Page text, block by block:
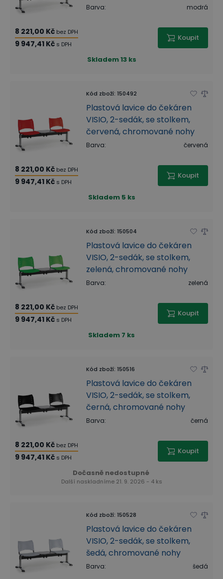
Barva: modrá
8 221,00 Kč bez DPH
9 947,41 Kč s DPH
Koupit
Skladem13 ks
Kód zboží: 150492
Plastová lavice do čekáren
VISIO, 2-sedák, se stolkem,
červená, chromované nohy
Barva: červená
8 221,00 Kč bez DPH
9 947,41 Kč s DPH
Koupit
Skladem 5 ks
Kód zboží: 150504
Plastová lavice do čekáren
VISIO, 2-sedák, se stolkem,
zelená, chromované nohy
Barva: zelená
8 221,00 Kč bez DPH
9 947,41 Kč s DPH
Koupit
Skladem 7 ks
Kód zboží: 150516
Plastová lavice do čekáren
VISIO, 2-sedák, se stolkem,
černá, chromované nohy
Barva: černá
8 221,00 Kč bez DPH
9 947,41 Kč s DPH
Koupit
Dočasně nedostupné
Další naskladníme 21. 9. 2026 - 4 ks
Kód zboží: 150528
Plastová lavice do čekáren
VISIO, 2-sedák, se stolkem,
šedá, chromované nohy
Barva: šedá